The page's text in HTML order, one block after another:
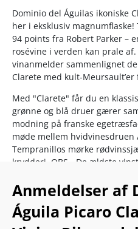
Dominio del Águilas ikoniske
her i eksklusiv
94 points fra Robert Parker –
rosévine i verden kan prale
vinanmelder sammenlignet
Clarete med kult-Meursault’er
Med "Clarete" får du en
grønne og blå druer gærer
modning på franske
møde mellem hvidvinesdruen
Tempranillos mørke
krydderi. OBS - De ældste
biodynamik.
Hele herligheden toppet med
mineralitet, som Jorge
Anmeldelser af
Águila Picaro